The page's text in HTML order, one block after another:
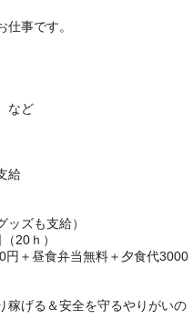
事です。
など
給
ズも支給）
20ｈ）
円＋昼食弁当無料＋夕食代3000
稼げる＆安全を守るやりがいの